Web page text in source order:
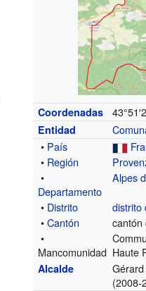
Coordenadas
Entidad
• País
• Región
•
Departamento
Alpes
• Distrito
distrito
•Cantón
cantón
•
Mancomunidad Haute
Alcalde
(2008-